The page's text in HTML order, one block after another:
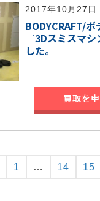
2017年10月27日
BODYCRAFT/
『3Dスミスマ
した。
買取を
1 … 14 15